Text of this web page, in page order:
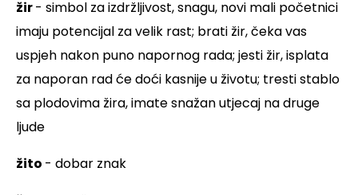
žir- simbol za izdržljivost, snagu, novi mali početnici
imaju potencijal za velik rast; brati žir, čeka vas
uspjeh nakon puno napornog rada; jesti žir, isplata
za naporan rad će doći kasnije u životu; tresti stablo
sa plodovima žira, imate snažan utjecaj na druge
ljude
žito - dobar znak